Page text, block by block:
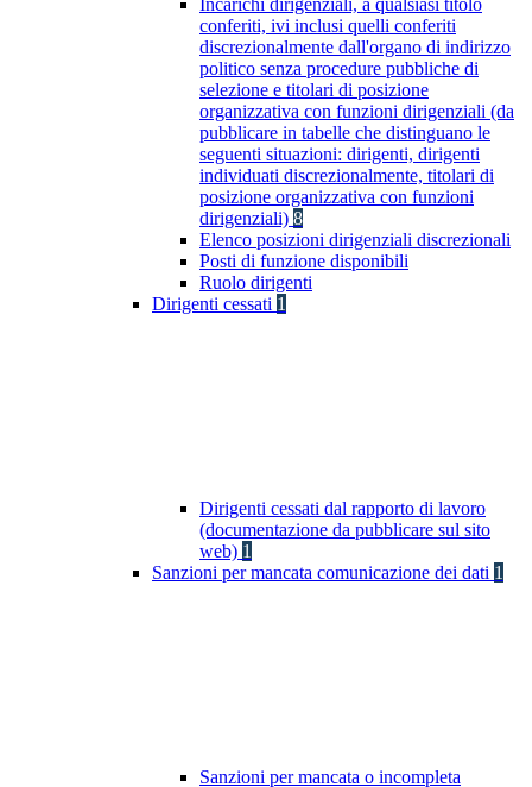
Incarichi dirigenziali, a qualsiasi titolo
conferiti, ivi inclusi quelli conferiti
discrezionalmente dall'organo di indirizzo
politico senza procedure pubbliche di
selezione e titolari di posizione
organizzativa con funzioni dirigenziali (da
pubblicare in tabelle che distinguano le
seguenti situazioni: dirigenti, dirigenti
individuati discrezionalmente, titolari di
posizione organizzativa con funzioni
dirigenziali) 8
Elenco posizioni dirigenziali discrezionali
Posti di funzione disponibili
Ruolo dirigenti
Dirigenti cessati 1
Dirigenti cessati dal rapporto di lavoro
(documentazione da pubblicare sul sito
web) 1
Sanzioni per mancata comunicazione dei dati 1
Sanzioni per mancata o incompleta